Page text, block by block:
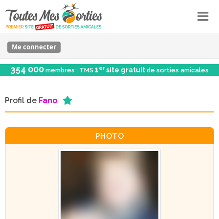
Me connecter
354 000 membres : TMS 1er site gratuit de sorties amicales
Profil de Fano
PHOTO